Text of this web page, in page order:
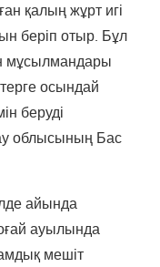
қалың жұрт игі
беріп отыр. Бұл
мұсылмандары
осындай
беруді
облысының Бас
айында
ауылында
мешіт